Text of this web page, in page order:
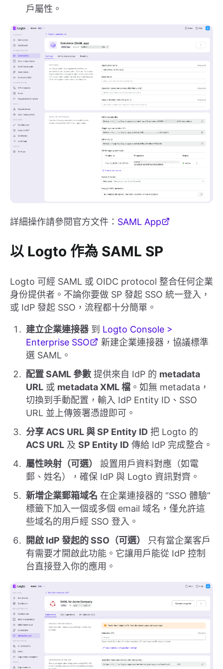
戶屬性。
詳細操作請參閱官方文件： SAML App
以 Logto 作為 SAML SP
Logto 可經 SAML 或 OIDC protocol 整合任何企業
身份提供者。不論你要做 SP 發起 SSO 統一登入，
或 IdP 發起 SSO，流程都十分簡單。
建立企業連接器 到 Logto Console >
Enterprise SSO
新建企業連接器，協議標準
選 SAML。
配置 SAML 參數 提供來自 IdP 的 metadata
URL 或 metadata XML 檔 。如無 metadata，
切換到手動配置，輸入 IdP Entity ID、SSO
URL 並上傳簽署憑證即可。
分享 ACS URL 與 SP Entity ID 把 Logto 的
ACS URL 及 SP Entity ID 傳給 IdP 完成整合。
屬性映射（可選）
設置用戶資料對應（如電
郵、姓名），確保 IdP 與 Logto 資訊對齊。
新增企業郵箱域名 在企業連接器的 “SSO 體驗”
標籤下加入一個或多個 email 域名，僅允許這
些域名的用戶經 SSO 登入。
開啟 IdP 發起的 SSO（可選）
只有當企業客戶
有需要才開啟此功能。它讓用戶能從 IdP 控制
台直接登入你的應用。